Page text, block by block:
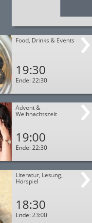
Food, Drinks & Events
19:30
Ende: 22:30
Advent &
Weihnachtszeit
19:00
Ende: 22:30
Literatur, Lesung,
Hörspiel
18:30
Ende: 23:00